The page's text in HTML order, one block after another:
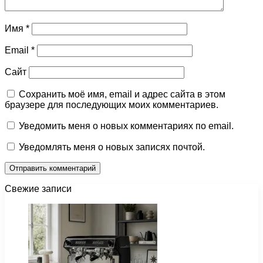
Имя *
Email *
Сайт
Сохранить моё имя, email и адрес сайта в этом
браузере для последующих моих комментариев.
Уведомить меня о новых комментариях по email.
Уведомлять меня о новых записях почтой.
Свежие записи